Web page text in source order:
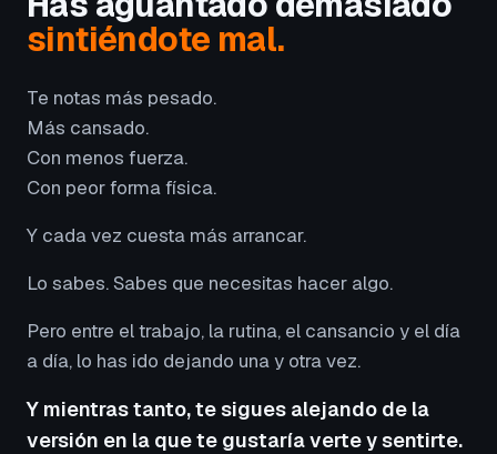
sintiéndote mal.
Te notas más pesado.
Más cansado.
Con menos fuerza.
Con peor forma física.
Y cada vez cuesta más arrancar.
Lo sabes. Sabes que necesitas hacer algo.
Pero entre el trabajo, la rutina, el cansancio y el día
a día, lo has ido dejando una y otra vez.
Y mientras tanto, te sigues alejando de la
versión en la que te gustaría verte y sentirte.